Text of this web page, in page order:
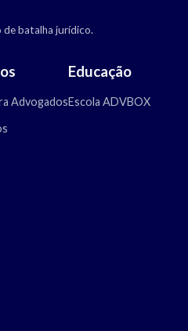
de batalha jurídico.
Advogados
Educação
Escola ADVBOX